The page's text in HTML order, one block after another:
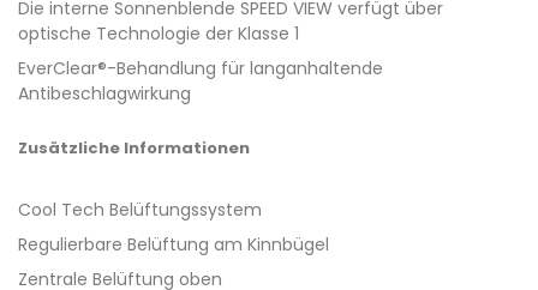
Die interne Sonnenblende SPEED VIEW verfügt über
optische Technologie der Klasse 1
EverClear®-Behandlung für langanhaltende
Antibeschlagwirkung
Zusätzliche Informationen
Cool Tech Belüftungssystem
Regulierbare Belüftung am Kinnbügel
Zentrale Belüftung oben